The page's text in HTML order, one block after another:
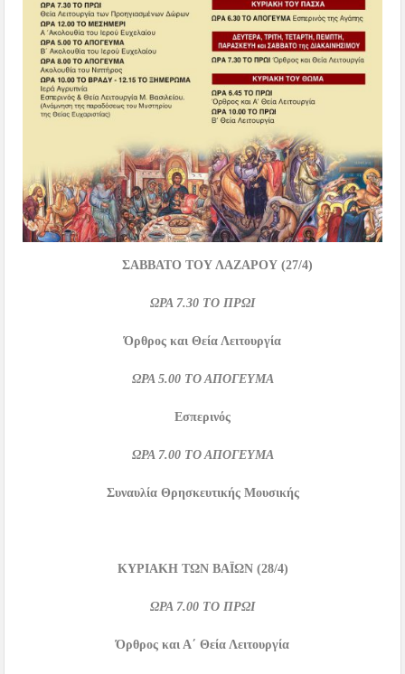
ΣΑΒΒΑΤΟ ΤΟΥ ΛΑΖΑΡΟΥ(27/4)
ΩΡΑ 7.30 ΤΟ ΠΡΩΙ
Όρθρος και Θεία Λειτουργία
ΩΡΑ 5.00 ΤΟ ΑΠΟΓΕΥΜΑ
Εσπερινός
ΩΡΑ 7.00 ΤΟ ΑΠΟΓΕΥΜΑ
Συναυλία Θρησκευτικής Μουσικής
ΚΥΡΙΑΚΗ ΤΩΝ ΒΑΪΩΝ (28/4)
ΩΡΑ 7.00 ΤΟ ΠΡΩΙ
Όρθρος και Α΄ Θεία Λειτουργία